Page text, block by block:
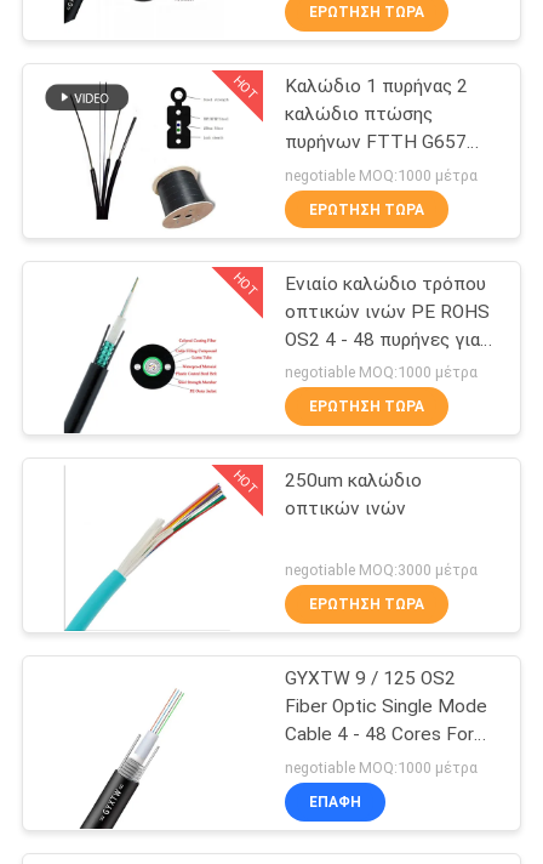
ΠΟΙΟΤΙΚΌΣ
ΈΛΕΓΧΟΣ
ΕΛΆΤΕ
ΣΕ
ΕΙΔΉΣΕΙΣ
ΠΕΡΙΠΤΏΣΕΙΣ
SITEMAP
ΠΟΛΙΤΙΚΉ
ΑΠΟΡΡΉΤΟΥ
CAT6 καλώδιο του
τοπικού LAN
Υπηρεσιακό
ντουλάπι δικτύου
40
καλώδιο οπτικών
ινών
57
ΕΡΏΤΗΣΗ ΤΏΡΑ
HOT
Καλώδιο 1 πυρήνας 2
καλώδιο πτώσης
πυρήνων FTTH G657
οπτικών ινών
negotiable MOQ:1000 μέτρα
ΕΡΏΤΗΣΗ ΤΏΡΑ
HOT
Ενιαίο καλώδιο τρόπου
οπτικών ινών PE ROHS
OS2 4 - 48 πυρήνες για
την κεραία αγωγών
negotiable MOQ:1000 μέτρα
ΕΡΏΤΗΣΗ ΤΏΡΑ
HOT
250um καλώδιο
οπτικών ινών
negotiable MOQ:3000 μέτρα
ΕΡΏΤΗΣΗ ΤΏΡΑ
GYXTW 9 / 125 OS2
Fiber Optic Single Mode
Cable 4 - 48 Cores For
Duct / Aerial
negotiable MOQ:1000 μέτρα
ΕΠΑΦΉ